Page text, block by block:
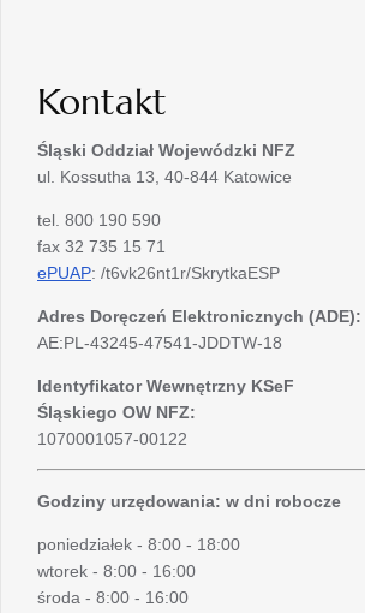
Kontakt
Śląski Oddział Wojewódzki NFZ
ul. Kossutha 13, 40-844 Katowice
tel. 800 190 590
fax 32 735 15 71
ePUAP: /t6vk26nt1r/SkrytkaESP
Adres Doręczeń Elektronicznych (ADE):
AE:PL-43245-47541-JDDTW-18
Identyfikator Wewnętrzny KSeF
Śląskiego OW NFZ:
1070001057-00122
Godziny urzędowania: w dni robocze
poniedziałek - 8:00 - 18:00
wtorek - 8:00 - 16:00
środa - 8:00 - 16:00